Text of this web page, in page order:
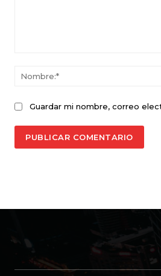
Guardar mi nombre, correo